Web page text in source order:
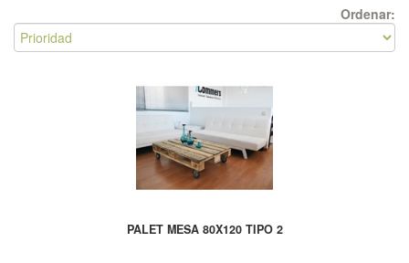
Ordenar:
PALET MESA 80X120 TIPO 2